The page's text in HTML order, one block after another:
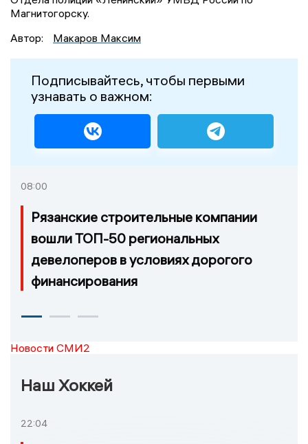
Магнитогорску.
Автор:
Макаров Максим
Подписывайтесь, чтобы первыми
узнавать о важном:
08:00
Рязанские строительные компании
вошли ТОП-50 региональных
девелоперов в условиях дорогого
финансирования
Новости СМИ2
Наш Хоккей
22:04